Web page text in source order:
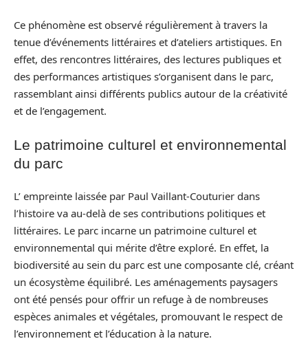
Ce phénomène est observé régulièrement à travers la
tenue d’événements littéraires et d’ateliers artistiques. En
effet, des rencontres littéraires, des lectures publiques et
des performances artistiques s’organisent dans le parc,
rassemblant ainsi différents publics autour de la créativité
et de l’engagement.
Le patrimoine culturel et environnemental
du parc
L’ empreinte laissée par Paul Vaillant-Couturier dans
l’histoire va au-delà de ses contributions politiques et
littéraires. Le parc incarne un patrimoine culturel et
environnemental qui mérite d’être exploré. En effet, la
biodiversité au sein du parc est une composante clé, créant
un écosystème équilibré. Les aménagements paysagers
ont été pensés pour offrir un refuge à de nombreuses
espèces animales et végétales, promouvant le respect de
l’environnement et l’éducation à la nature.